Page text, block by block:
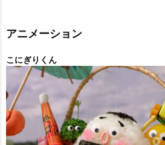
ー
アニメーション
こにぎりくん